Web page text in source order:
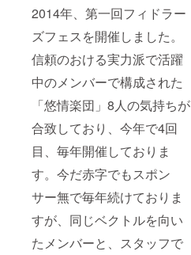
2014年、第一回フィドラー
ズフェスを開催しました。
信頼のおける実力派で活躍
中のメンバーで構成された
「悠情楽団」8人の気持ちが
合致しており、今年で4回
目、毎年開催しておりま
す。今だ赤字でもスポン
サー無で毎年続けておりま
すが、同じベクトルを向い
たメンバーと、スタッフで